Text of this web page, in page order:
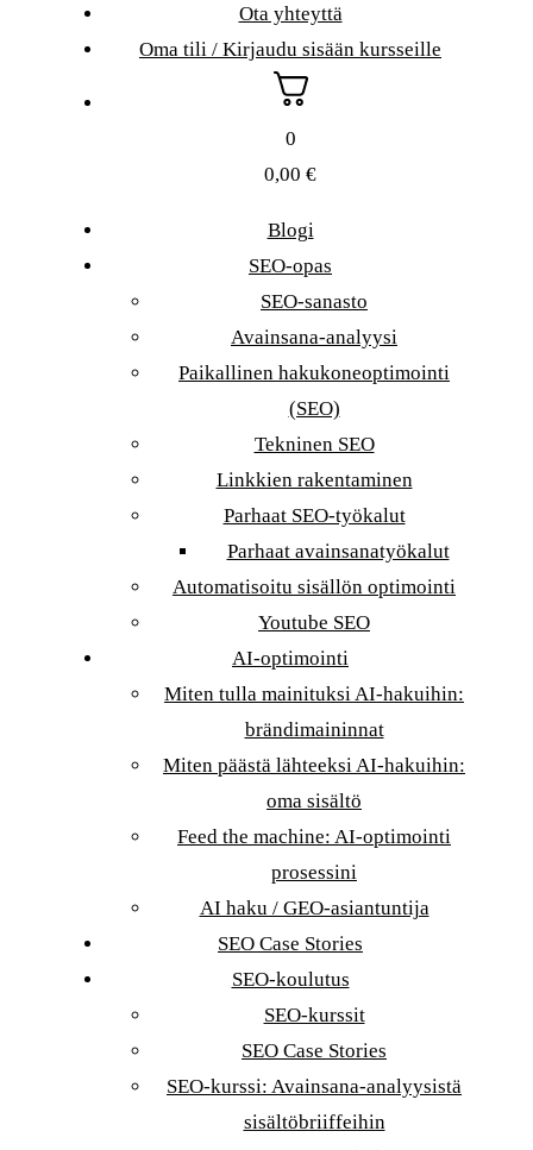
Ota yhteyttä
Oma tili / Kirjaudu sisään kursseille
0
0,00 €
Blogi
SEO-opas
SEO-sanasto
Avainsana-analyysi
Paikallinen hakukoneoptimointi
(SEO)
Tekninen SEO
Linkkien rakentaminen
Parhaat SEO-työkalut
Parhaat avainsanatyökalut
Automatisoitu sisällön optimointi
Youtube SEO
AI-optimointi
Miten tulla mainituksi AI-hakuihin:
brändimaininnat
Miten päästä lähteeksi AI-hakuihin:
oma sisältö
Feed the machine: AI-optimointi
prosessini
AI haku / GEO-asiantuntija
SEO Case Stories
SEO-koulutus
SEO-kurssit
SEO Case Stories
SEO-kurssi: Avainsana-analyysistä
sisältöbriiffeihin